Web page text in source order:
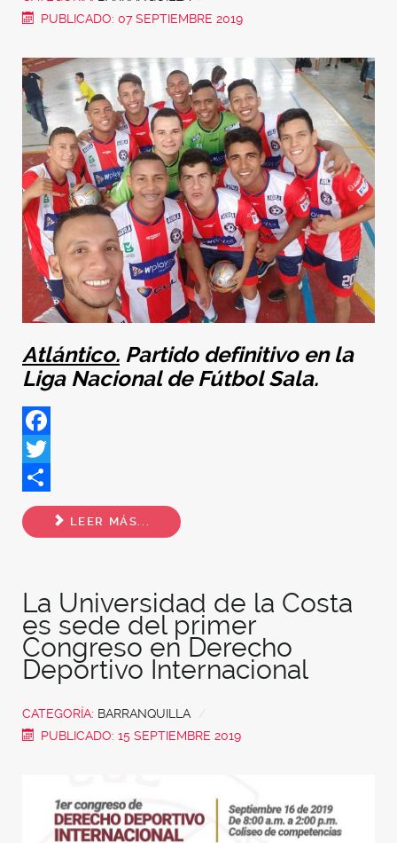
PUBLICADO: 07 SEPTIEMBRE 2019
Atlántico. Partido definitivo en la
Liga Nacional de Fútbol Sala.
Facebook
Twitter
Share
LEER MÁS...
La Universidad de la Costa
es sede del primer
Congreso en Derecho
Deportivo Internacional
CATEGORÍA: BARRANQUILLA
PUBLICADO: 15 SEPTIEMBRE 2019